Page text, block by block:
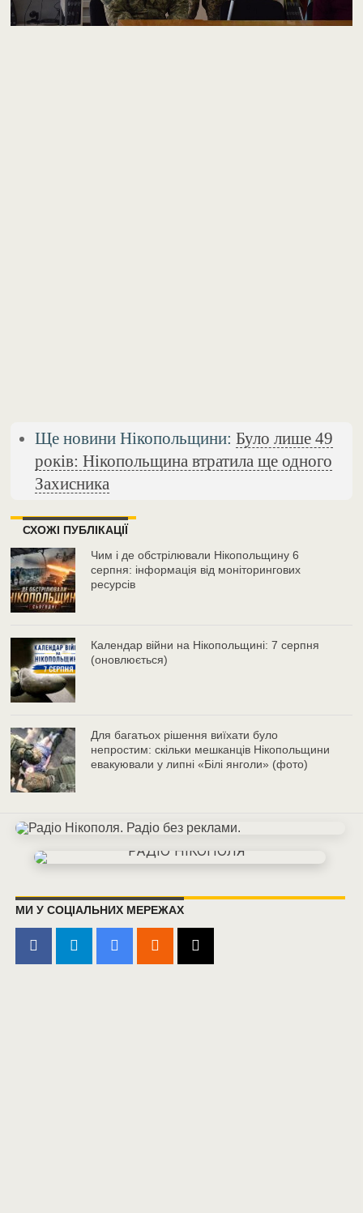
Ще новини Нікопольщини:Було лише 49
років: Нікопольщина втратила ще одного
Захисника
СХОЖІ ПУБЛІКАЦІЇ
Чим і де обстрілювали Нікопольщину 6
серпня: інформація від моніторингових
ресурсів
Календар війни на Нікопольщині: 7 серпня
(оновлюється)
Для багатьох рішення виїхати було
непростим: скільки мешканців Нікопольщини
евакуювали у липні «Білі янголи» (фото)
МИ У СОЦІАЛЬНИХ МЕРЕЖАХ